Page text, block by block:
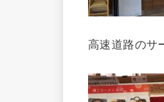
高速道路のサ